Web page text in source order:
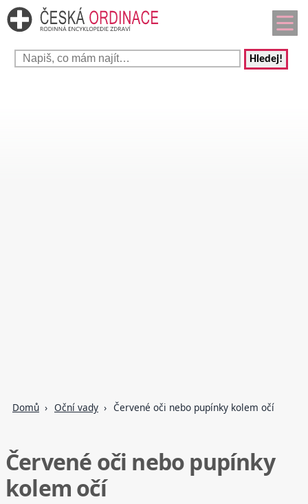
Hledej!
Domů Oční vady Červené oči nebo pupínky kolem očí
Červené oči nebo pupínky
kolem očí